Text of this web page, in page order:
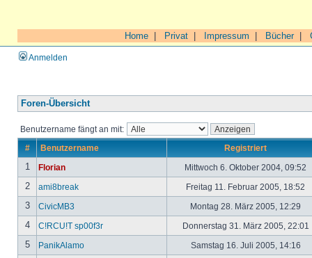
Home Privat Impressum Bücher|
Anmelden
Foren-Übersicht
Benutzername fängt an mit:
# Benutzername Registriert
1 Florian Mittwoch 6. Oktober 2004, 09:52
2 ami8break Freitag 11. Februar 2005, 18:52
3 CivicMB3 Montag 28. März 2005, 12:29
4 C!RCU!T sp00f3r Donnerstag 31. März 2005, 22:01
5 PanikAlamo Samstag 16. Juli 2005, 14:16